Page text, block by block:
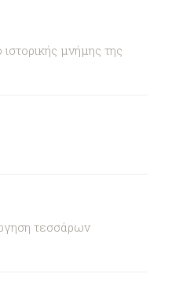
μνήμης της
τεσσάρων